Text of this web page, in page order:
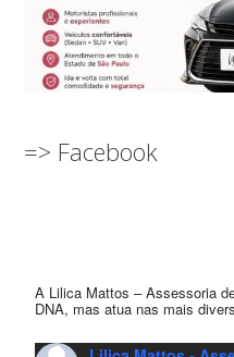
=> Facebook
A Lilica Mattos – Assessoria
DNA, mas atua nas mais